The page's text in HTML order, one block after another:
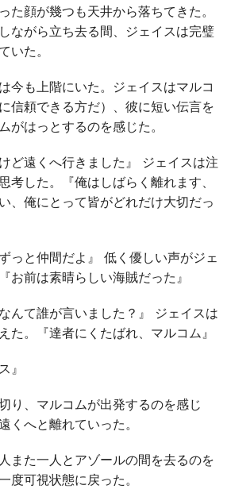
た顔が幾つも天井から落ちてきた。
ながら立ち去る間、ジェイスは完璧
いた。
今も上階にいた。ジェイスはマルコ
信頼できる方だ）、彼に短い伝言を
がはっとするのを感じた。
ど遠くへ行きました』 ジェイスは注
考した。『俺はしばらく離れます、
、俺にとって皆がどれだけ大切だっ
っと仲間だよ』 低く優しい声がジェ
お前は素晴らしい海賊だった』
んて誰が言いました？』 ジェイスは
た。『達者にくたばれ、マルコム』
』
り、マルコムが出発するのを感じ
くへと離れていった。
また一人とアゾールの間を去るのを
度可視状態に戻った。